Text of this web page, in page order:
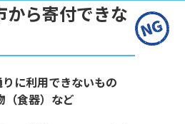
から寄付できな
に利用できないもの
（食器）など